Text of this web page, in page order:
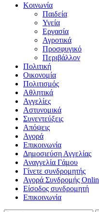
Κοινωνία
Παιδεία
Υγεία
Εργασία
Αγροτικά
Προσφυγικό
Περιβάλλον
Πολιτική
Οικονομία
Πολιτισμός
Αθλητικά
Αγγελίες
Αστυνομικά
Συνεντεύξεις
Απόψεις
Αγορά
Επικοινωνία
Δημοσιεύση Αγγελίας
Αναγγελία Γάμου
Γίνετε συνδρομητής
Αγορά Συνδρομής
Είσοδος συνδρομητή
Επικοινωνία